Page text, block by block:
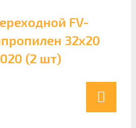
FV-
32х20
(2 шт)